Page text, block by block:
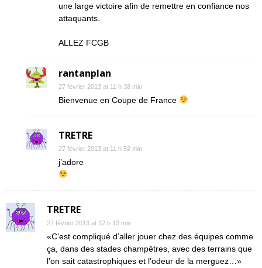
une large victoire afin de remettre en confiance nos
attaquants.
ALLEZ FCGB
rantanplan
27 février 2013 at 11 h 38 min
Bienvenue en Coupe de France
TRETRE
27 février 2013 at 11 h 52 min
j’adore
TRETRE
27 février 2013 at 12 h 13 min
«C’est compliqué d’aller jouer chez des équipes comme
ça, dans des stades champêtres, avec des terrains que
l’on sait catastrophiques et l’odeur de la merguez…»